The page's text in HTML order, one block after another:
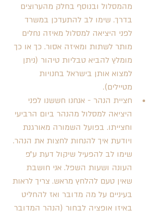
מהמסלול ובנוסף בחלק מהערוצים
בדרך. שימו לב להתעדכן במשרד
לפני היציאה למסלול מאיזה נחלים
מותר לשתות ומאיזה אסור. כך או כך
מומלץ להביא טבליות טיהור (ניתן
למצוא אותן בישראל בחנויות
מטיילים).
חציית הנהר - אנחנו חששנו לפני
היציאה למסלול מהנהר ביום הרביעי
וחצייתו. בפועל השמורה מאורגנת
ויודעת איך להנחות לחצות את הנהר.
שימו לב להפעיל שיקול דעת ע״פ
העונה ושעות השפל. אני חושבת
שאין טעם להלחץ מראש. צריך לראות
בעיניים על מה מדובר ואז להחליט
באיזו אופציה לבחור (הנהר המדובר